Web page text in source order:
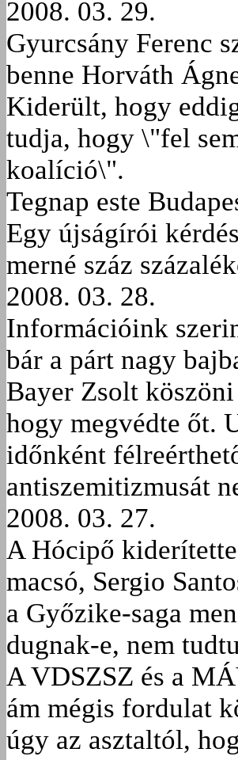
2008. 03. 29.
Gyurcsány Ferenc
benne Horváth
Kiderült, hogy
tudja, hogy \"fel
koalíció\".
Tegnap este
Egy újságírói
merné száz
2008. 03. 28.
Információink
bár a párt nagy
Bayer Zsolt
hogy megvédte őt.
időnként
antiszemitizmusát
2008. 03. 27.
A Hócipő
macsó, Sergio
a Győzike-saga
dugnak-e, nem
A VDSZSZ és a
ám mégis fordulat
úgy az asztaltól,